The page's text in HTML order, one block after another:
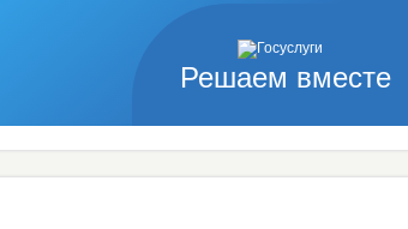
Решаем вместе